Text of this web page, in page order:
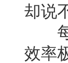
却说
每
效率